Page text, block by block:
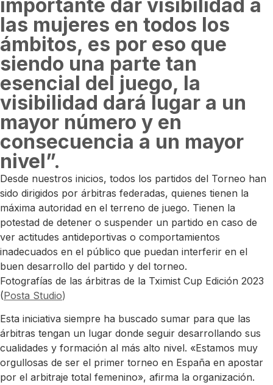
importante dar visibilidad a
las mujeres en todos los
ámbitos, es por eso que
siendo una parte tan
esencial del juego, la
visibilidad dará lugar a un
mayor número y en
consecuencia a un mayor
nivel”.
Desde nuestros inicios, todos los partidos del Torneo han
sido dirigidos por árbitras federadas, quienes tienen la
máxima autoridad en el terreno de juego. Tienen la
potestad de detener o suspender un partido en caso de
ver actitudes antideportivas o comportamientos
inadecuados en el público que puedan interferir en el
buen desarrollo del partido y del torneo.
Fotografías de las árbitras de la Tximist Cup Edición 2023
(Posta Studio)
Esta iniciativa siempre ha buscado sumar para que las
árbitras tengan un lugar donde seguir desarrollando sus
cualidades y formación al más alto nivel. «Estamos muy
orgullosas de ser el primer torneo en España en apostar
por el arbitraje total femenino», afirma la organización.